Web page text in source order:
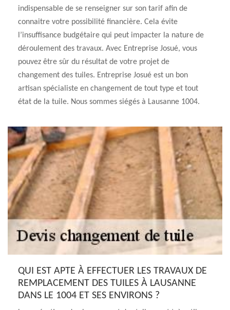
indispensable de se renseigner sur son tarif afin de
connaitre votre possibilité financière. Cela évite
l’insuffisance budgétaire qui peut impacter la nature de
déroulement des travaux. Avec Entreprise Josué, vous
pouvez être sûr du résultat de votre projet de
changement des tuiles. Entreprise Josué est un bon
artisan spécialiste en changement de tout type et tout
état de la tuile. Nous sommes siégés à Lausanne 1004.
QUI EST APTE À EFFECTUER LES TRAVAUX DE
REMPLACEMENT DES TUILES À LAUSANNE
DANS LE 1004 ET SES ENVIRONS ?